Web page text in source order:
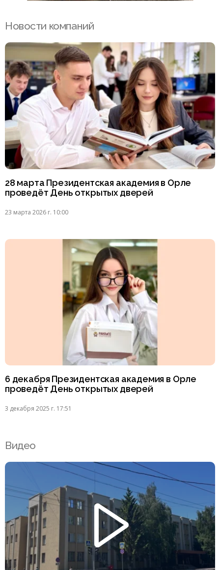
Новости компаний
28 марта Президентская академия в Орле
проведёт День открытых дверей
23 марта 2026 г. 10:00
6 декабря Президентская академия в Орле
проведёт День открытых дверей
3 декабря 2025 г. 17:51
Видео